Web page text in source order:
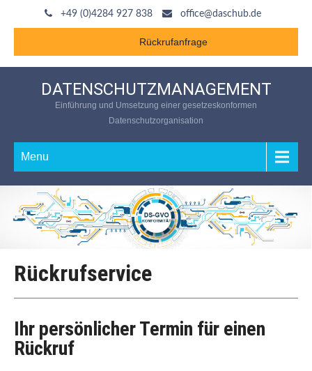
+49 (0)4284 927 838 office@daschub.de
Rückrufanfrage
DATENSCHUTZMANAGEMENT
Einführung und Umsetzung einer gesetzeskonformen
Datenschutzorganisation
Menu
Rückrufservice
Ihr persönlicher Termin für einen
Rückruf